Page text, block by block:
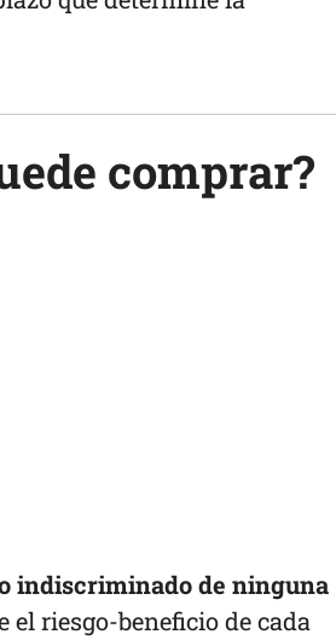
comprar?
indiscriminado de ninguna
el riesgo-beneficio de cada